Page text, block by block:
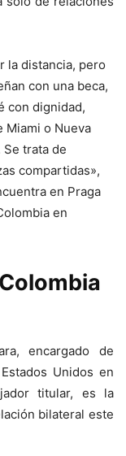
la distancia, pero
con una beca,
con dignidad,
Miami o Nueva
trata de
compartidas»,
en Praga
en
encargado de
Unidos en
titular, es la
bilateral este